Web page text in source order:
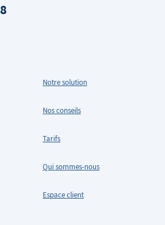
Notre solution
Nos conseils
Tarifs
Qui sommes-nous
Espace client